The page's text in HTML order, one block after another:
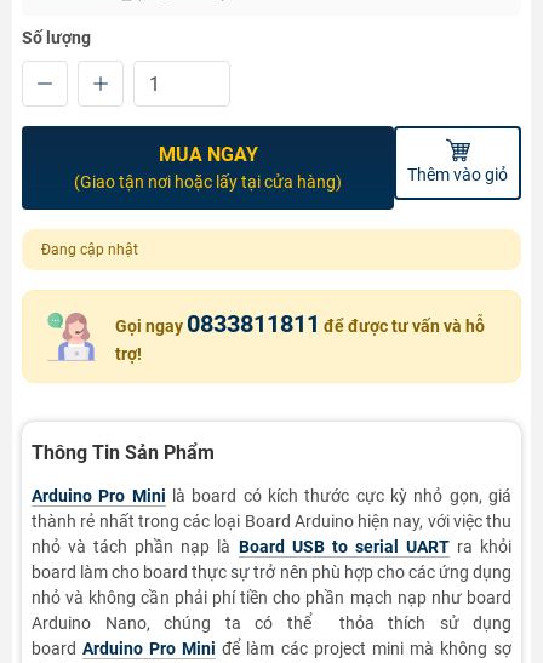
Số lượng
MUA NGAY
(Giao tận nơi hoặc lấy tại cửa hàng) Thêm vào giỏ
Đang cập nhật
Gọi ngay 0833811811 để được tư vấn và hỗ
trợ!
Thông Tin Sản Phẩm
Arduino Pro Mini là board có kích thước cực kỳ nhỏ gọn, giá
thành rẻ nhất trong các loại Board Arduino hiện nay, với việc thu
nhỏ và tách phần nạp là Board USB to serial UARTra khỏi
board làm cho board thực sự trở nên phù hợp cho các ứng dụng
nhỏ và không cần phải phí tiền cho phần mạch nạp như board
Arduino Nano, chúng ta có thể thỏa thích sử dụng
boardArduino Pro Mini để làm các project mini mà không sợ